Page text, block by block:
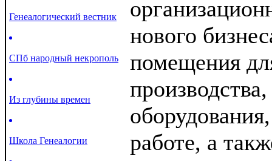
Генеалогический вестник
СПб народный некрополь
Из глубины времен
Школа Генеалогии
нового
помещения
работе, а